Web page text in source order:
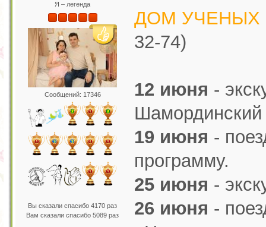
Я – легенда
Сообщений: 17346
Вы сказали спасибо 4170 раз
Вам сказали спасибо 5089 раз
ДОМ УЧЕНЫХ
32-74)
12 июня -
19 июня -
программу.
25 июня -
26 июня -